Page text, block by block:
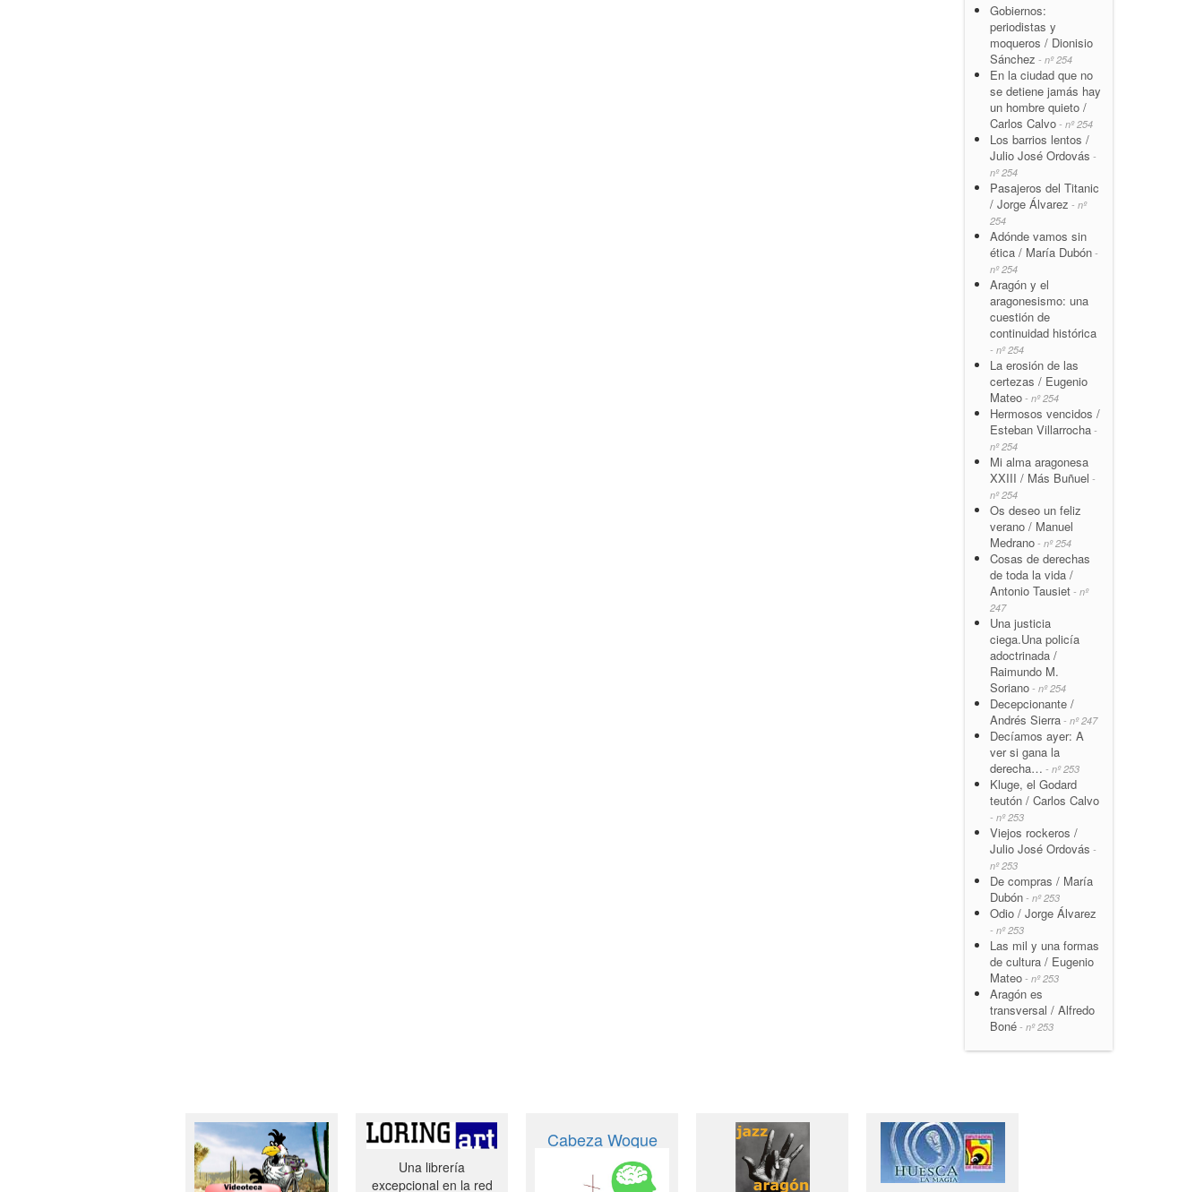
Gobiernos:
periodistas y
moqueros / Dionisio
Sánchez - nº 254
En la ciudad que no
se detiene jamás hay
un hombre quieto /
Carlos Calvo - nº 254
Los barrios lentos /
Julio José Ordovás -
nº 254
Pasajeros del Titanic
/ Jorge Álvarez - nº
254
Adónde vamos sin
ética / María Dubón -
nº 254
Aragón y el
aragonesismo: una
cuestión de
continuidad histórica
- nº 254
La erosión de las
certezas / Eugenio
Mateo - nº 254
Hermosos vencidos /
Esteban Villarrocha -
nº 254
Mi alma aragonesa
XXIII / Más Buñuel -
nº 254
Os deseo un feliz
verano / Manuel
Medrano - nº 254
Cosas de derechas
de toda la vida /
Antonio Tausiet - nº
247
Una justicia
ciega.Una policía
adoctrinada /
Raimundo M.
Soriano - nº 254
Decepcionante /
Andrés Sierra - nº 247
Decíamos ayer: A
ver si gana la
derecha… - nº 253
Kluge, el Godard
teutón / Carlos Calvo
- nº 253
Viejos rockeros /
Julio José Ordovás -
nº 253
De compras / María
Dubón - nº 253
Odio / Jorge Álvarez
- nº 253
Las mil y una formas
de cultura / Eugenio
Mateo - nº 253
Aragón es
transversal / Alfredo
Boné - nº 253
Una librería
excepcional en la red
Cabeza Woque